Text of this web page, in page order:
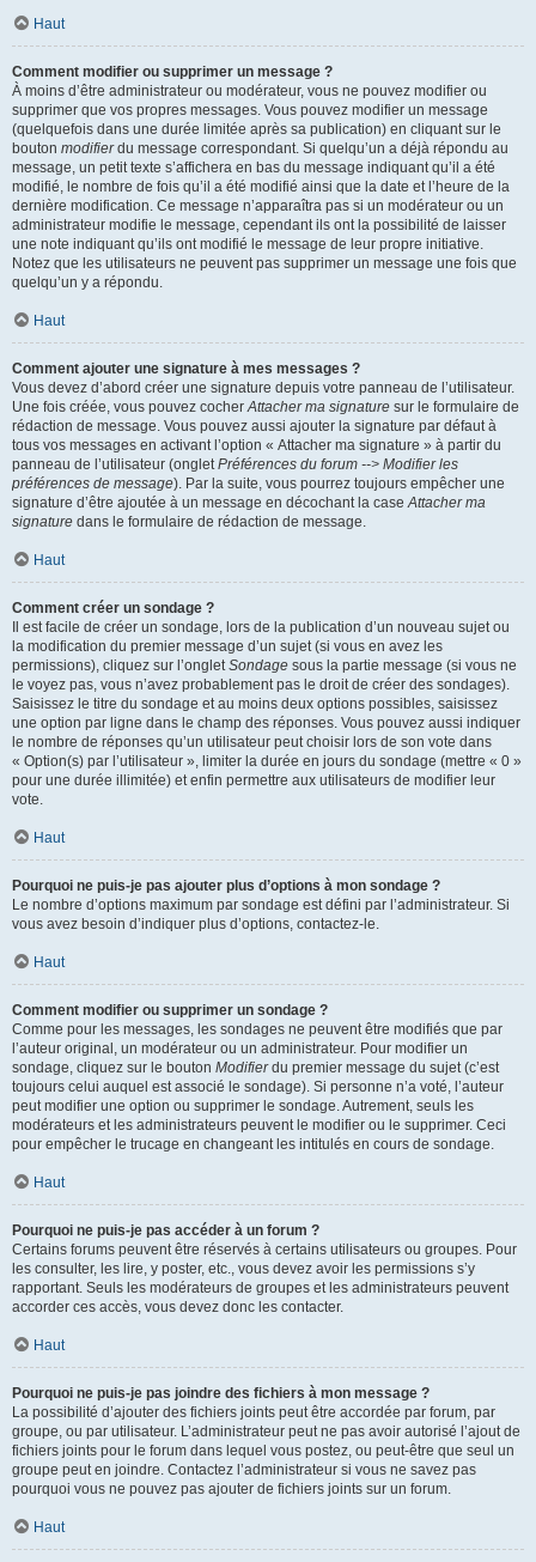
Haut
Comment modifier ou supprimer un message ?
À moins d’être administrateur ou modérateur, vous ne pouvez modifier ou
supprimer que vos propres messages. Vous pouvez modifier un message
(quelquefois dans une durée limitée après sa publication) en cliquant sur le
bouton modifierdu message correspondant. Si quelqu’un a déjà répondu au
message, un petit texte s’affichera en bas du message indiquant qu’il a été
modifié, le nombre de fois qu’il a été modifié ainsi que la date et l’heure de la
dernière modification. Ce message n’apparaîtra pas si un modérateur ou un
administrateur modifie le message, cependant ils ont la possibilité de laisser
une note indiquant qu’ils ont modifié le message de leur propre initiative.
Notez que les utilisateurs ne peuvent pas supprimer un message une fois que
quelqu’un y a répondu.
Haut
Comment ajouter une signature à mes messages ?
Vous devez d’abord créer une signature depuis votre panneau de l’utilisateur.
Une fois créée, vous pouvez cocherAttacher ma signature sur le formulaire de
rédaction de message. Vous pouvez aussi ajouter la signature par défaut à
tous vos messages en activant l’option « Attacher ma signature » à partir du
panneau de l’utilisateur (ongletPréférences du forum --> Modifier les
préférences de message). Par la suite, vous pourrez toujours empêcher une
signature d’être ajoutée à un message en décochant la caseAttacher ma
signature dans le formulaire de rédaction de message.
Haut
Comment créer un sondage ?
Il est facile de créer un sondage, lors de la publication d’un nouveau sujet ou
la modification du premier message d’un sujet (si vous en avez les
permissions), cliquez sur l’ongletSondage sous la partie message (si vous ne
le voyez pas, vous n’avez probablement pas le droit de créer des sondages).
Saisissez le titre du sondage et au moins deux options possibles, saisissez
une option par ligne dans le champ des réponses. Vous pouvez aussi indiquer
le nombre de réponses qu’un utilisateur peut choisir lors de son vote dans
« Option(s) par l’utilisateur », limiter la durée en jours du sondage (mettre « 0 »
pour une durée illimitée) et enfin permettre aux utilisateurs de modifier leur
vote.
Haut
Pourquoi ne puis-je pas ajouter plus d’options à mon sondage ?
Le nombre d’options maximum par sondage est défini par l’administrateur. Si
vous avez besoin d’indiquer plus d’options, contactez-le.
Haut
Comment modifier ou supprimer un sondage ?
Comme pour les messages, les sondages ne peuvent être modifiés que par
l’auteur original, un modérateur ou un administrateur. Pour modifier un
sondage, cliquez sur le bouton Modifierdu premier message du sujet (c’est
toujours celui auquel est associé le sondage). Si personne n’a voté, l’auteur
peut modifier une option ou supprimer le sondage. Autrement, seuls les
modérateurs et les administrateurs peuvent le modifier ou le supprimer. Ceci
pour empêcher le trucage en changeant les intitulés en cours de sondage.
Haut
Pourquoi ne puis-je pas accéder à un forum ?
Certains forums peuvent être réservés à certains utilisateurs ou groupes. Pour
les consulter, les lire, y poster, etc., vous devez avoir les permissions s’y
rapportant. Seuls les modérateurs de groupes et les administrateurs peuvent
accorder ces accès, vous devez donc les contacter.
Haut
Pourquoi ne puis-je pas joindre des fichiers à mon message ?
La possibilité d’ajouter des fichiers joints peut être accordée par forum, par
groupe, ou par utilisateur. L’administrateur peut ne pas avoir autorisé l’ajout de
fichiers joints pour le forum dans lequel vous postez, ou peut-être que seul un
groupe peut en joindre. Contactez l’administrateur si vous ne savez pas
pourquoi vous ne pouvez pas ajouter de fichiers joints sur un forum.
Haut